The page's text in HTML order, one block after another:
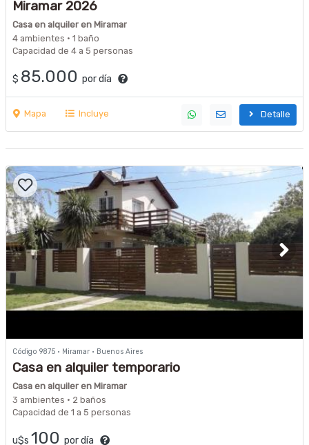
Miramar 2026
Casa en alquiler en Miramar
4 ambientes · 1 baño
Capacidad de 4 a 5 personas
$ 85.000 por día
Mapa Incluye Detalle
Código 9875 · Miramar · Buenos Aires
Casa en alquiler temporario
Casa en alquiler en Miramar
3 ambientes · 2 baños
Capacidad de 1 a 5 personas
u$s 100 por día